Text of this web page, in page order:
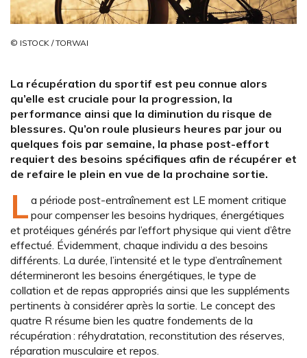
© ISTOCK / TORWAI
La récupération du sportif est peu connue alors
qu’elle est cruciale pour la progression, la
performance ainsi que la diminution du risque de
blessures. Qu’on roule plusieurs heures par jour ou
quelques fois par semaine, la phase post-effort
requiert des besoins spécifiques afin de récupérer et
de refaire le plein en vue de la prochaine sortie.
L a période post-entraînement est LE moment critique
pour compenser les besoins hydriques, énergétiques
et protéiques générés par l’effort physique qui vient d’être
effectué. Évidemment, chaque individu a des besoins
différents. La durée, l’intensité et le type d’entraînement
détermineront les besoins énergétiques, le type de
collation et de repas appropriés ainsi que les suppléments
pertinents à considérer après la sortie. Le concept des
quatre R résume bien les quatre fondements de la
récupération : réhydratation, reconstitution des réserves,
réparation musculaire et repos.